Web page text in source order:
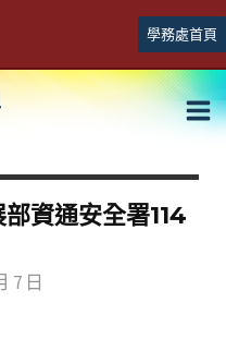
學務處首頁
部資通安全署114
7 日